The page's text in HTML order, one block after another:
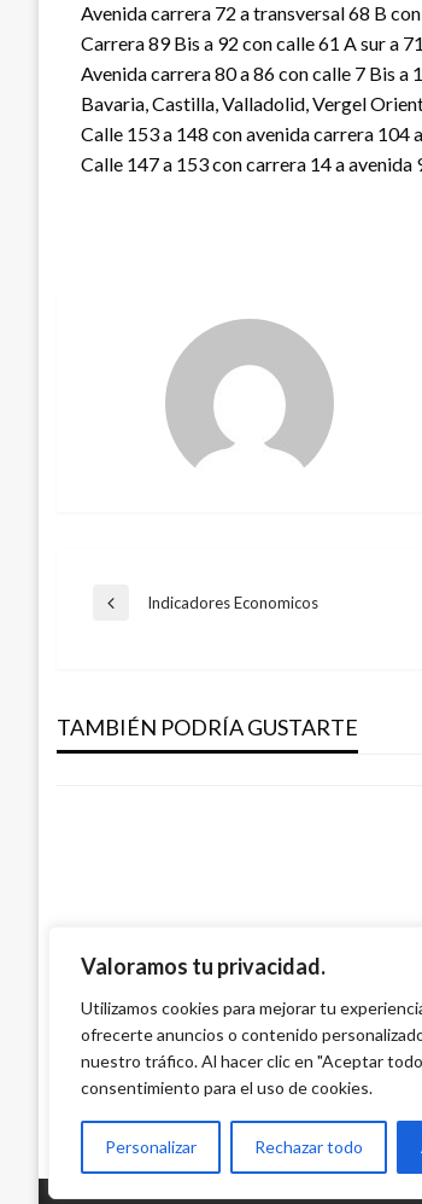
Valoramos tu privacidad.
Utilizamos cookies para mejorar tu
ofrecerte anuncios o contenido
nuestro tráfico. Al hacer clic en "Aceptar
consentimiento para el uso de cookies.
Personalizar Rechazar todo
Avenida carrera 72 a transversal 68 B
Carrera 89 Bis a 92 con calle 61 A sur a
Avenida carrera 80 a 86 con calle 7 Bis a
Bavaria, Castilla, Valladolid, Vergel
Calle 153 a 148 con avenida carrera 104
Calle 147 a 153 con carrera 14 a
Navegación
entradas
Entrada
Indicadores Economicos
TAMBIÉN PODRÍA GUSTARTE
Cortes de agua hoy miércoles
Ariel Cabrera miércoles febrero 17, 2010
Cortes de agua para este